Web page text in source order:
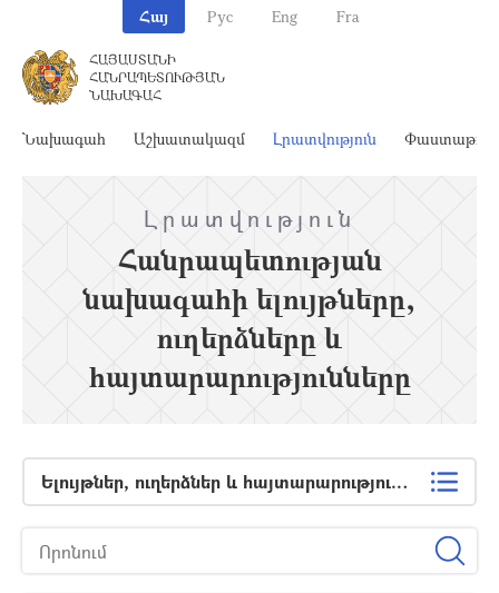
Հայ Рус Eng Fra
ՀԱՅԱՍՏԱՆԻ
ՀԱՆՐԱՊԵՏՈՒԹՅԱՆ
ՆԱԽԱԳԱՀ
Նախագահ Աշխատակազմ Լրատվություն
Լրատվություն
Հանրապետության
նախագահի ելույթները,
ուղերձները և
հայտարարությունները
Ելույթներ, ուղերձներ և հայտարարություններ